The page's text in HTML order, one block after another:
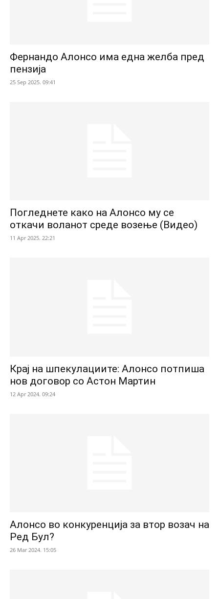
Фернандо Алонсо има една желба пред
пензија
25 Sep 2025. 09:41
Погледнете како на Алонсо му се
откачи воланот среде возење (Видео)
11 Apr 2025. 22:21
Крај на шпекулациите: Алонсо потпиша
нов договор со Астон Мартин
12 Apr 2024. 09:24
Алонсо во конкуренција за втор возач на
Ред Бул?
26 Mar 2024. 15:05